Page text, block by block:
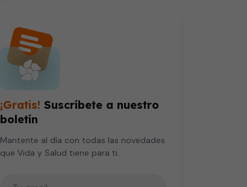
¡Gratis! Suscríbete a nuestro
boletín
Mantente al día con todas las novedades
que Vida y Salud tiene para ti.